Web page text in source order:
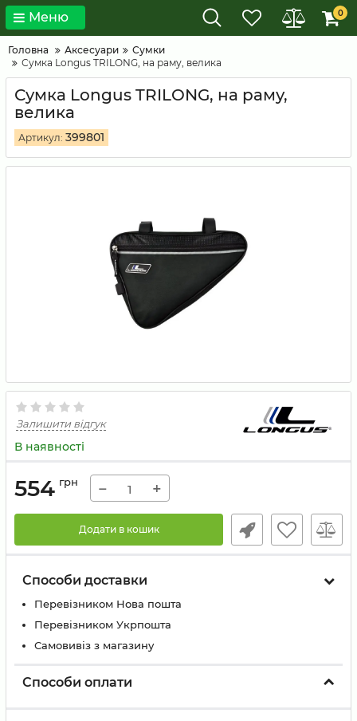
Меню 0
Головна Аксесуари
Сумки
Сумка Longus TRILONG, на раму, велика
Сумка Longus TRILONG, на раму,
велика
Артикул: 399801
Залишити відгук
В наявності
554 грн − +
Додати в кошик
Способи доставки
Перевізником Нова пошта
Перевізником Укрпошта
Самовивіз з магазину
Способи оплати